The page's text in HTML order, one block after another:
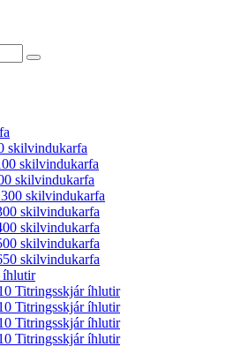
skilvindukarfa
skilvindukarfa
skilvindukarfa
skilvindukarfa
skilvindukarfa
skilvindukarfa
skilvindukarfa
skilvindukarfa
íhlutir
Titringsskjár íhlutir
Titringsskjár íhlutir
Titringsskjár íhlutir
Titringsskjár íhlutir